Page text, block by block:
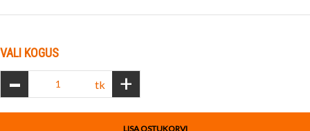
VALI KOGUS
- tk +
LISA OSTUKORVI